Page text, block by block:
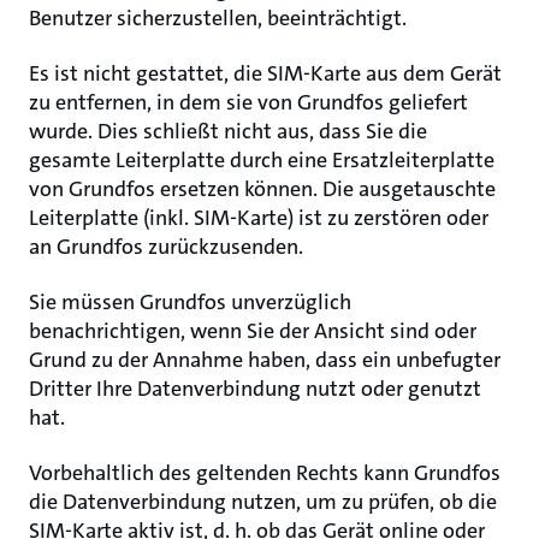
Benutzer sicherzustellen, beeinträchtigt.
Es ist nicht gestattet, die SIM-Karte aus dem Gerät
zu entfernen, in dem sie von Grundfos geliefert
wurde. Dies schließt nicht aus, dass Sie die
gesamte Leiterplatte durch eine Ersatzleiterplatte
von Grundfos ersetzen können. Die ausgetauschte
Leiterplatte (inkl. SIM-Karte) ist zu zerstören oder
an Grundfos zurückzusenden.
Sie müssen Grundfos unverzüglich
benachrichtigen, wenn Sie der Ansicht sind oder
Grund zu der Annahme haben, dass ein unbefugter
Dritter Ihre Datenverbindung nutzt oder genutzt
hat.
Vorbehaltlich des geltenden Rechts kann Grundfos
die Datenverbindung nutzen, um zu prüfen, ob die
SIM-Karte aktiv ist, d. h. ob das Gerät online oder